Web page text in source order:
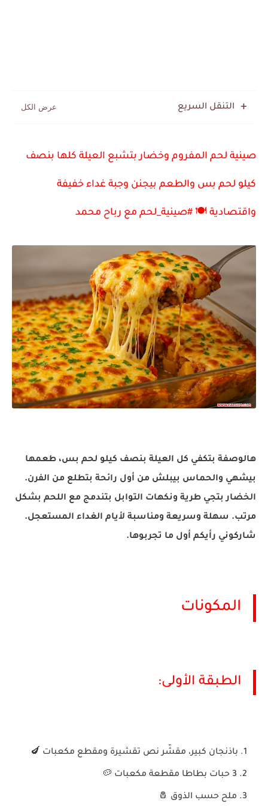
التنقل السريع
صينية لحم المفروم وخضار بتشبع العيلة كلها بنصف
كيلو لحم بس والطعم بيجنن وجبة غداء خفيفة
واقتصادية 🍽️
#صينية_لحم مع رباح محمد
هالوصفة بتكفي كل العيلة بنصف كيلو لحم بس، طعمها
بيشهي والحماس بيبلش من أول رائحة بتطلع من الفرن.
الخضار بتجي طرية ونكهات التوابل بتندمج مع اللحم بشكل
مرتب. سهلة وسريعة ومناسبة لأيام الغداء المستعجل.
شاركوني رأيكم أول ما تجربوها.
المكونات
الطبقة الأولى:
باذنجان كبير، مقشّر نص تقشيرة ومقطع مكعبات 🍆
3 حبات بطاطا مقطعة مكعبات 🥔
ملح حسب الذوق 🧂